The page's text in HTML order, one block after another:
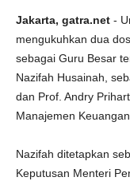
Jakarta, gatra.net -
mengukuhkan dua
sebagai Guru Besar
Nazifah Husainah,
dan Prof. Andry
Manajemen Keuangan.
Nazifah ditetapkan
Keputusan Menteri